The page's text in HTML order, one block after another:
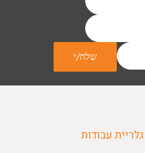
גלריית עבודות